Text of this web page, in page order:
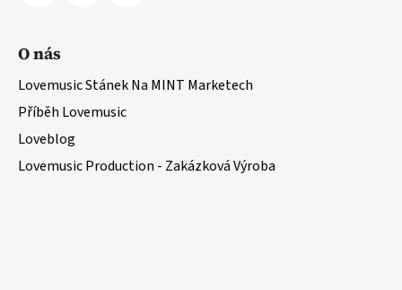
O nás
Lovemusic Stánek Na MINT Marketech
Příběh Lovemusic
Loveblog
Lovemusic Production - Zakázková Výroba